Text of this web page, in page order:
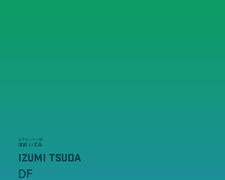
女子ホッケー部
津田 いずみ
IZUMI TSUDA
DF